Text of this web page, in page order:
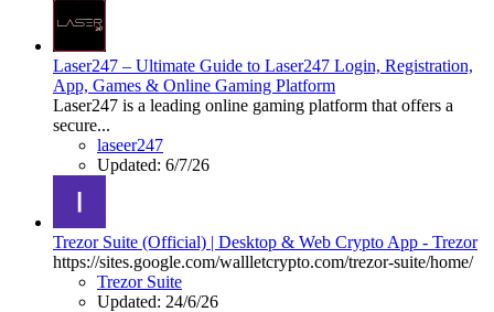
Laser247 – Ultimate Guide to Laser247 Login, Registration,
App, Games & Online Gaming Platform
Laser247 is a leading online gaming platform that offers a
secure...
laseer247
Updated: 6/7/26
Trezor Suite (Official) | Desktop & Web Crypto App - Trezor
https://sites.google.com/wallletcrypto.com/trezor-suite/home/
Trezor Suite
Updated: 24/6/26